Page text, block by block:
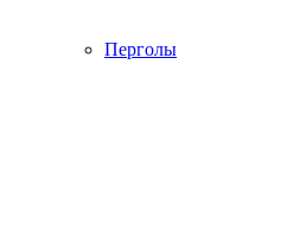
Перголы